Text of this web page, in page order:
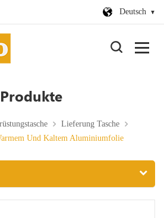
Deutsch
Produkte
Lieferung Tasche
Und Kaltem Aluminiumfolie